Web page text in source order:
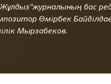
бас
Өмірбек
Мырзабеков.